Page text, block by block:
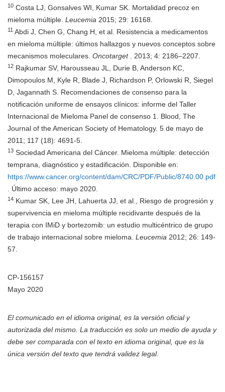
10 Costa LJ, Gonsalves WI, Kumar SK. Mortalidad precoz en
mieloma múltiple. Leucemia 2015; 29: 16168.
11 Abdi J, Chen G, Chang H, et al. Resistencia a medicamentos
en mieloma múltiple: últimos hallazgos y nuevos conceptos sobre
mecanismos moleculares. Oncotarget. 2013; 4: 2186–2207.
12 Rajkumar SV, Harousseau JL, Durie B, Anderson KC,
Dimopoulos M, Kyle R, Blade J, Richardson P, Orlowski R, Siegel
D, Jagannath S. Recomendaciones de consenso para la
notificación uniforme de ensayos clínicos: informe del Taller
Internacional de Mieloma Panel de consenso 1. Blood, The
Journal of the American Society of Hematology. 5 de mayo de
2011; 117 (18): 4691-5.
13 Sociedad Americana del Cáncer. Mieloma múltiple: detección
temprana, diagnóstico y estadificación. Disponible en:
https://www.cancer.org/content/dam/CRC/PDF/Public/8740.00.pdf
. Último acceso: mayo 2020.
14 Kumar SK, Lee JH, Lahuerta JJ, et al., Riesgo de progresión y
supervivencia en mieloma múltiple recidivante después de la
terapia con IMiD y bortezomib: un estudio multicéntrico de grupo
de trabajo internacional sobre mieloma. Leucemia 2012; 26: 149-
57.
CP-156157
Mayo 2020
El comunicado en el idioma original, es la versión oficial y
autorizada del mismo. La traducción es solo un medio de ayuda y
debe ser comparada con el texto en idioma original, que es la
única versión del texto que tendrá validez legal.